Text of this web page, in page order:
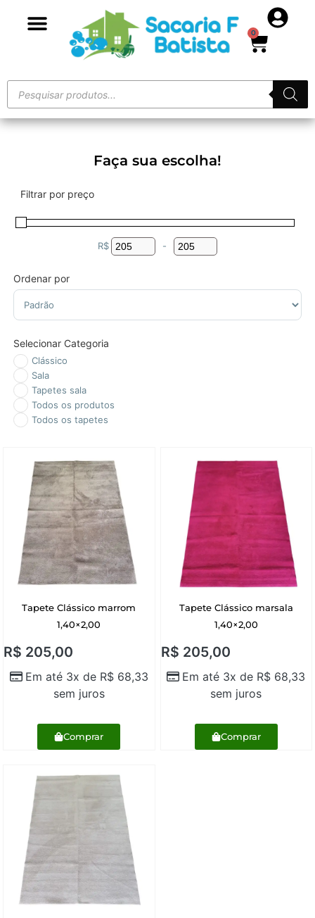
0
Faça sua escolha!
Filtrar por preço
R$ Minimum Price
-Maximum Price
Ordenar por
Sort Products
Selecionar Categoria
Clássico
Sala
Tapetes sala
Todos os produtos
Todos os tapetes
Tapete Clássico marrom
1,40×2,00
R$ 205,00
Em até 3x de R$68,33
sem juros
Comprar
Tapete Clássico marsala
1,40×2,00
R$ 205,00
Em até 3x de R$ 68,33
sem juros
Comprar